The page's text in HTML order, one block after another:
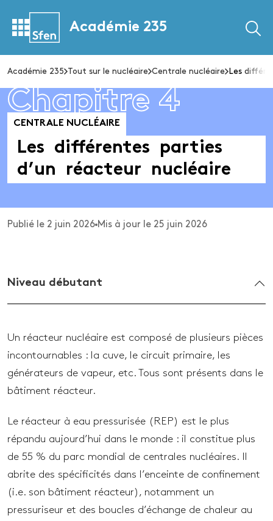
Académie 235
Académie 235 Tout sur le nucléaire Centrale nucléaire Les
CENTRALE NUCLÉAIRE
Les différentes
parties
d’un
réacteur nucléaire
Chapitre 4
Publié le 2 juin 2026 Mis à jour le 25 juin 2026
Niveau débutant
Un réacteur nucléaire est composé de plusieurs pièces
incontournables : la cuve, le circuit primaire, les
générateurs de vapeur, etc. Tous sont présents dans le
bâtiment réacteur.
Le réacteur à eau pressurisée (REP) est le plus
répandu aujourd’hui dans le monde : il constitue plus
de 55 % du parc mondial de centrales nucléaires. Il
abrite des spécificités dans l’enceinte de confinement
(i.e. son bâtiment réacteur), notamment un
pressuriseur et des boucles d’échange de chaleur au